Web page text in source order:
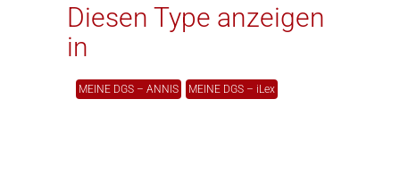
Diesen Type anzeigen
in
MEINE DGS – ANNIS MEINE DGS – iLex